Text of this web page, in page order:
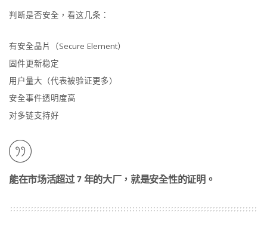
判断是否安全，看这几条：
有安全晶片（Secure Element）
固件更新稳定
用户量大（代表被验证更多）
安全事件透明度高
对多链支持好
能在市场活超过 7 年的大厂，就是安全性的证明。